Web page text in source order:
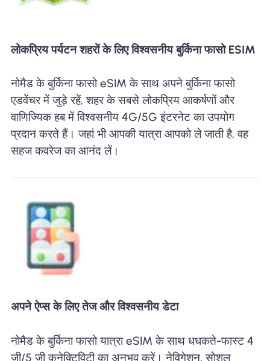
लोकप्रिय पर्यटन शहरों के लिए विश्वसनीय बुर्किना फासो ESIM
नोमैड के बुर्किना फासो eSIM के साथ अपने बुर्किना फासो
एडवेंचर में जुड़े रहें, शहर के सबसे लोकप्रिय आकर्षणों और
वाणिज्यिक हब में विश्वसनीय 4G/5G इंटरनेट का उपयोग
प्रदान करते हैं। जहां भी आपकी यात्रा आपको ले जाती है, वह
सहज कवरेज का आनंद लें।
अपने ऐप्स के लिए तेज और विश्वसनीय डेटा
नोमैड के बुर्किना फासो यात्रा eSIM के साथ धधकते-फास्ट 4
जी/5 जी कनेक्टिविटी का अनुभव करें। नेविगेशन, सोशल